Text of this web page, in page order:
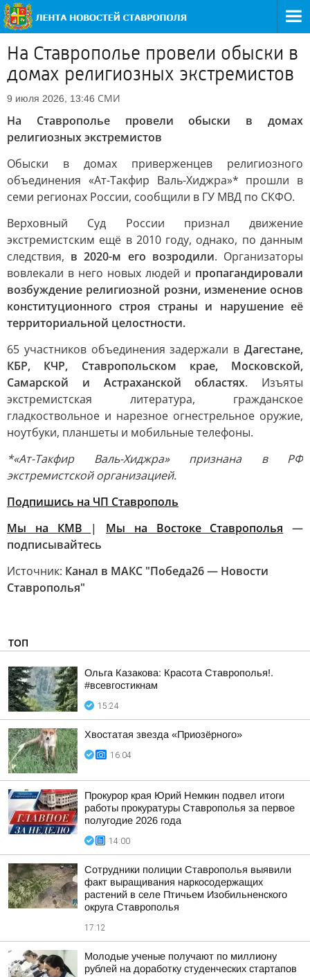
На Ставрополье провели обыски в
домах религиозных экстремистов
9 июля 2026, 13:46 СМИ
На Ставрополье провели обыски в домах
религиозных экстремистов
Обыски в домах приверженцев религиозного
объединения «Ат-Такфир Валь-Хиджра»* прошли в
семи регионах России, сообщили в ГУ МВД по СКФО.
Верховный Суд России признал движение
экстремистским ещё в 2010 году, однако, по данным
следствия, в 2020-м его возродили. Организаторы
вовлекали в него новых людей и пропагандировали
возбуждение религиозной розни, изменение основ
конституционного строя страны и нарушение её
территориальной целостности.
65 участников объединения задержали в Дагестане,
КБР, КЧР, Ставропольском крае, Московской,
Самарской и Астраханской областях. Изъяты
экстремистская литература, гражданское
гладкоствольное и нарезное огнестрельное оружие,
ноутбуки, планшеты и мобильные телефоны.
*«Ат-Такфир Валь-Хиджра» признана в РФ
экстремистской организацией.
Подпишись на ЧП Ставрополь
Мы на КМВ
| Мы на Востоке Ставрополья —
подписывайтесь
Источник: Канал в МАКС "Победа26 — Новости
Ставрополья"
ТОП
Ольга Казакова: Красота Ставрополья!.
#всевгостикнам
15:24
Хвостатая звезда «Приозёрного»
16:04
Прокурор края Юрий Немкин подвел итоги
работы прокуратуры Ставрополья за первое
полугодие 2026 года
14:00
Сотрудники полиции Ставрополья выявили
факт выращивания наркосодержащих
растений в селе Птичьем Изобильненского
округа Ставрополья
17:12
Молодые ученые получают по миллиону
рублей на доработку студенческих стартапов